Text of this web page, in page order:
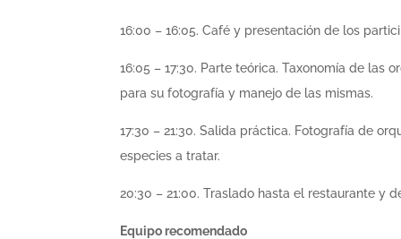
16:00 – 16:05. Café y presentación de los
16:05 – 17:30. Parte teórica. Taxonomía de las
para su fotografía y manejo de las mismas.
17:30 – 21:30. Salida práctica. Fotografía de
especies a tratar.
20:30 – 21:00. Traslado hasta el restaurante y
Equipo recomendado